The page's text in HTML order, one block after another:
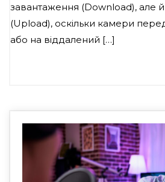
завантаження (Download), але й
(Upload), оскільки камери
або на віддалений […]